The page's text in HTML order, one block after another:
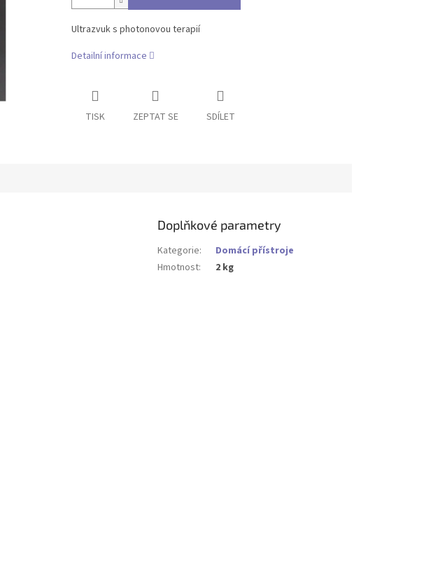
Ultrazvuk s photonovou terapií
Detailní informace
TISK ZEPTAT SE SDÍLET
Doplňkové parametry
Kategorie:
Domácí přístroje
Hmotnost: 2 kg